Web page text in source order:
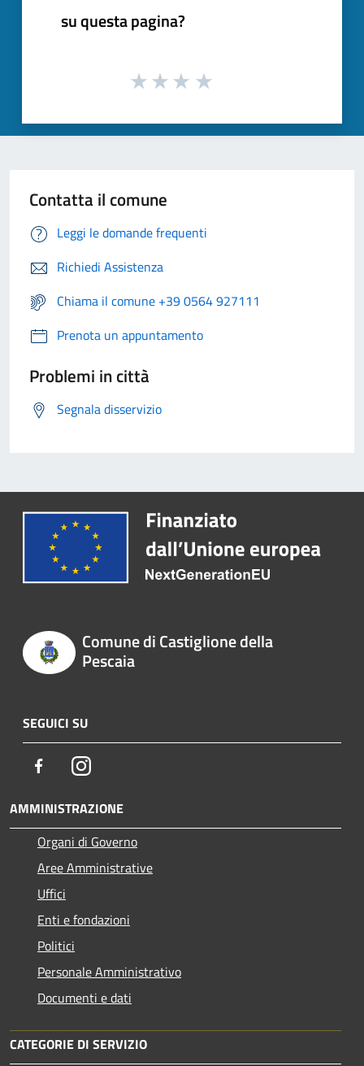
su questa pagina?
Contatta il comune
Leggi le domande frequenti
Richiedi Assistenza
Chiama il comune +39 0564 927111
Prenota un appuntamento
Problemi in città
Segnala disservizio
Comune di Castiglione della
Pescaia
SEGUICI SU
FacebookInstagram
AMMINISTRAZIONE
Organi di Governo
Aree Amministrative
Uffici
Enti e fondazioni
Politici
Personale Amministrativo
Documenti e dati
CATEGORIE DI SERVIZIO